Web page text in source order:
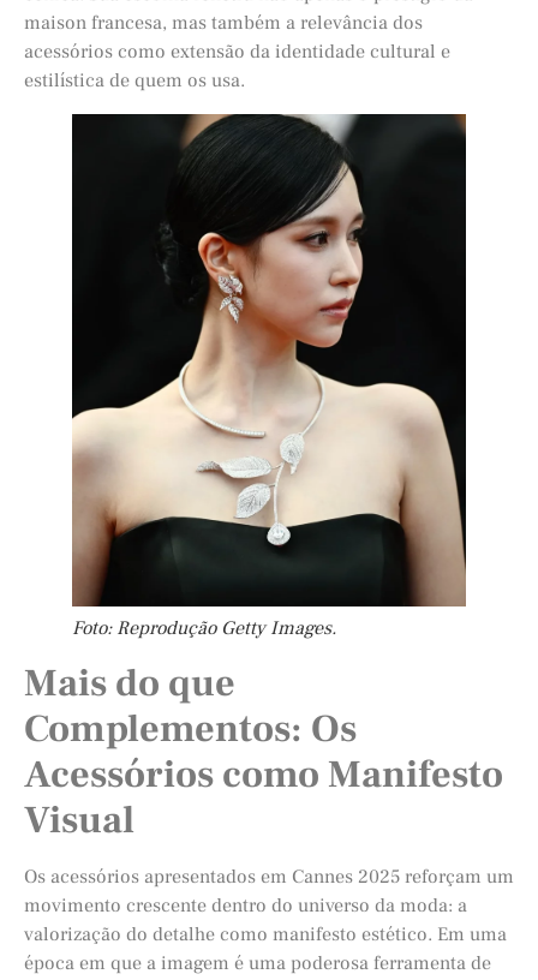
maison francesa, mas também a relevância dos
acessórios como extensão da identidade cultural e
estilística de quem os usa.
Foto: Reprodução Getty Images.
Mais do que
Complementos: Os
Acessórios como Manifesto
Visual
Os acessórios apresentados em Cannes 2025 reforçam um
movimento crescente dentro do universo da moda: a
valorização do detalhe como manifesto estético. Em uma
época em que a imagem é uma poderosa ferramenta de